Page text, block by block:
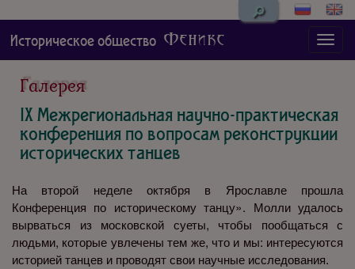
🔎
Историческое общество Феникс
Галерея
IX Межрегиональная научно-практическая
конференция по вопросам реконструкции
исторических танцев
На второй неделе октября в Ярославле прошла
Конференция по историческому танцу». Молли удалось
вырваться из московской суеты, чтобы пообщаться с
людьми, которые увлечены тем же, что и мы: интересуются
историей танцев и проводят свои научные исследования.